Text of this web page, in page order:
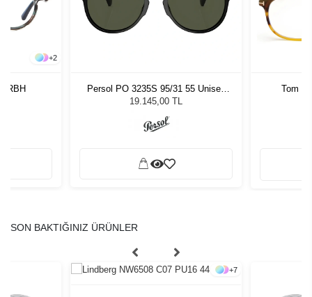
+2
RBH
Persol PO 3235S 95/31 55 Unisex
Güneş Gözlüğü
19.145,00 TL
Tom
SON BAKTIĞINIZ ÜRÜNLER
+7